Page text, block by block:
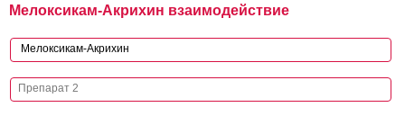
Мелоксикам-Акрихин взаимодействие